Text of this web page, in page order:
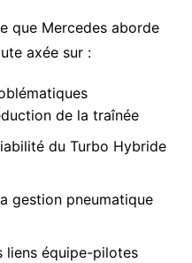
que Mercedes aborde
axée sur :
de la traînée
du Turbo Hybride
gestion pneumatique
liens équipe-pilotes